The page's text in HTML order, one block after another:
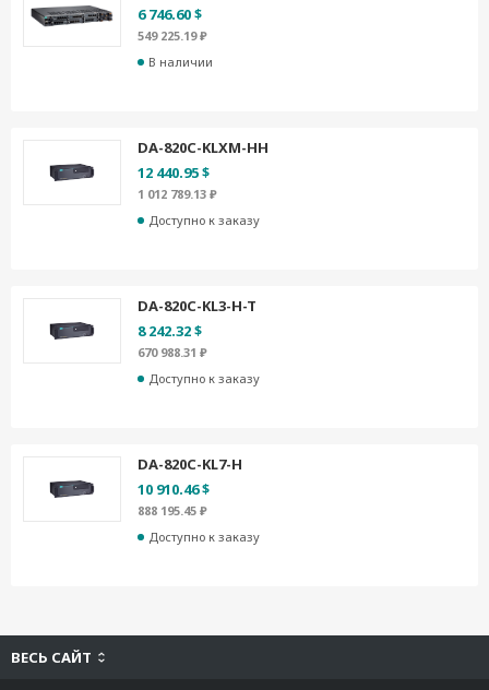
6 746.60 $
549 225.19 ₽
В наличии
DA-820C-KLXM-HH
12 440.95 $
1 012 789.13 ₽
Доступно к заказу
DA-820C-KL3-H-T
8 242.32 $
670 988.31 ₽
Доступно к заказу
DA-820C-KL7-H
10 910.46 $
888 195.45 ₽
Доступно к заказу
ВЕСЬ САЙТ